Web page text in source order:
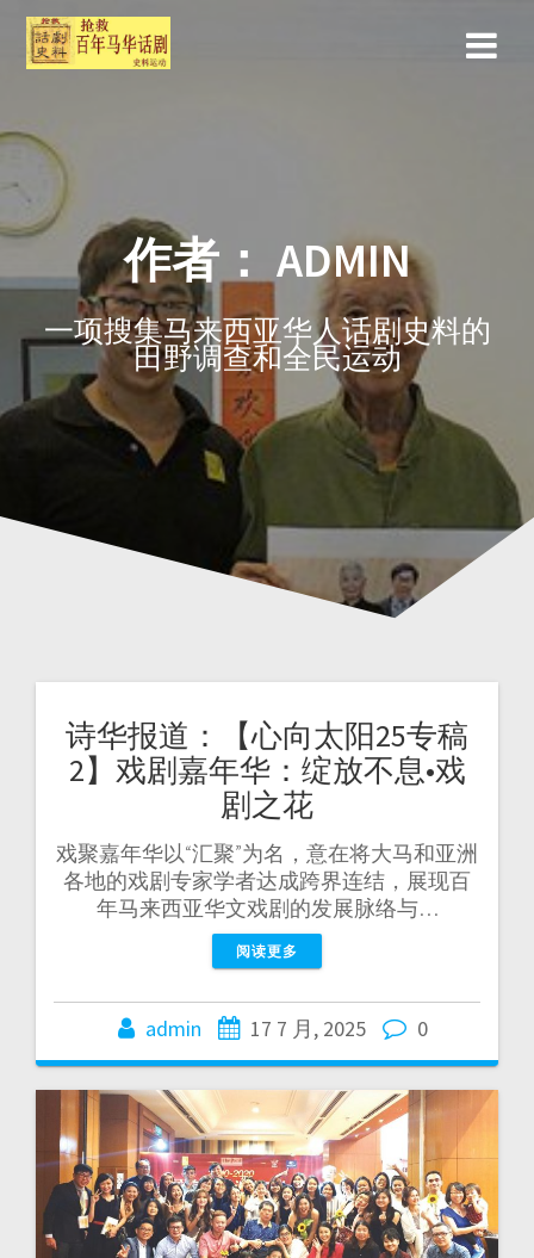
作者： ADMIN
一项搜集马来西亚华人话剧史料的
田野调查和全民运动
诗华报道：【心向太阳25专稿
2】戏剧嘉年华：绽放不息•戏
剧之花
戏聚嘉年华以“汇聚”为名，意在将大马和亚洲
各地的戏剧专家学者达成跨界连结，展现百
年马来西亚华文戏剧的发展脉络与…
阅读更多
admin 17 7 月, 2025 0